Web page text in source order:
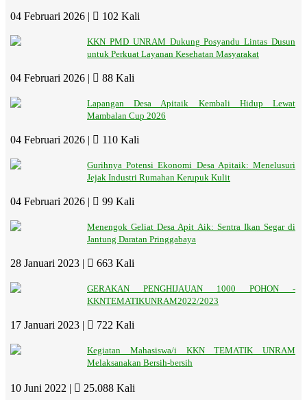
04 Februari 2026 | 102 Kali
KKN PMD UNRAM Dukung Posyandu Lintas Dusun
untuk Perkuat Layanan Kesehatan Masyarakat
04 Februari 2026 | 88 Kali
Lapangan Desa Apitaik Kembali Hidup Lewat
Mambalan Cup 2026
04 Februari 2026 | 110 Kali
Gurihnya Potensi Ekonomi Desa Apitaik: Menelusuri
Jejak Industri Rumahan Kerupuk Kulit
04 Februari 2026 | 99 Kali
Menengok Geliat Desa Apit Aik: Sentra Ikan Segar di
Jantung Daratan Pringgabaya
28 Januari 2023 | 663 Kali
GERAKAN PENGHIJAUAN 1000 POHON -
KKNTEMATIKUNRAM2022/2023
17 Januari 2023 | 722 Kali
Kegiatan Mahasiswa/i KKN TEMATIK UNRAM
Melaksanakan Bersih-bersih
10 Juni 2022 | 25.088 Kali